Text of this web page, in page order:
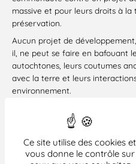
Ce site utilise des cookies et
vous donne le contrôle sur
massive et pour leurs droits à la
préservation.
Aucun projet de
il, ne peut se faire en bafouant
autochtones, leurs coutumes
avec la terre et leurs
environnement.
Nous nous joignons au Yopoto
du village Prospérité ATOPO
Baudouin, président de la LDH,
Vergiat, vice-présidente de la
aux nombreuses voix qui le